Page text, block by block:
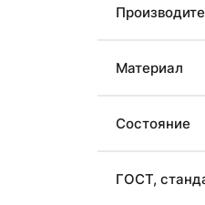
Материал
Состояние
ГОСТ,